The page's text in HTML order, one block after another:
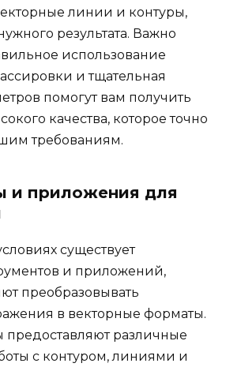
линии и контуры,
результата. Важно
использование
и тщательная
помогут вам получить
качества, которое точно
требованиям.
и приложения для
существует
и приложений,
преобразовывать
в векторные форматы.
предоставляют различные
с контуром, линиями и